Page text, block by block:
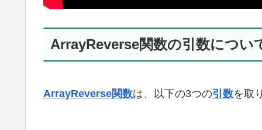
ArrayReverse関数の引数につい
ArrayReverse関数は、以下の3つの引数を取